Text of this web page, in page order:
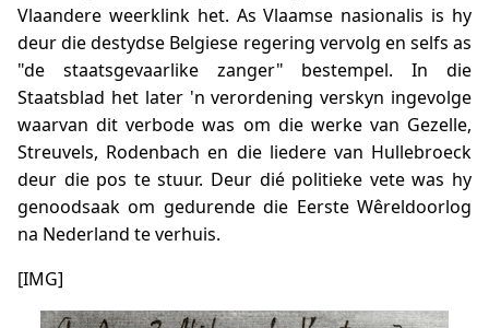
Vlaandere weerklink het. As Vlaamse nasionalis is hy
deur die destydse Belgiese regering vervolg en selfs as
"de staatsgevaarlike zanger" bestempel. In die
Staatsblad het later 'n verordening verskyn ingevolge
waarvan dit verbode was om die werke van Gezelle,
Streuvels, Rodenbach en die liedere van Hullebroeck
deur die pos te stuur. Deur dié politieke vete was hy
genoodsaak om gedurende die Eerste Wêreldoorlog
na Nederland te verhuis.
[IMG]